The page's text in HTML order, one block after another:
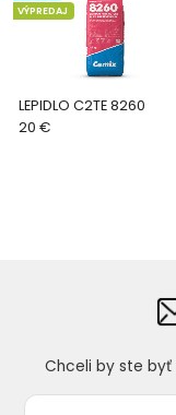
LEPIDLO C2TE 8260
VÝPREDAJ
20 €
Chceli by ste